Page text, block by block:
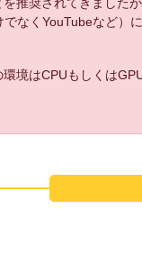
なくYouTubeなど）
境はCPUもしくは